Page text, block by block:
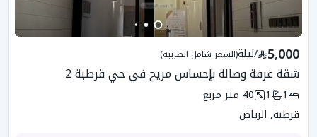
5,000
/ليلة(السعر شامل الضريبه)
شقة غرفة وصالة بإحساس مريح في حي قرطبة 2
1
1
40 متر مربع
قرطبة, الرياض